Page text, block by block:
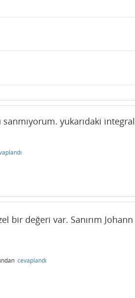
yukarıdaki integral
bir değeri var. Sanırım
cevaplandı